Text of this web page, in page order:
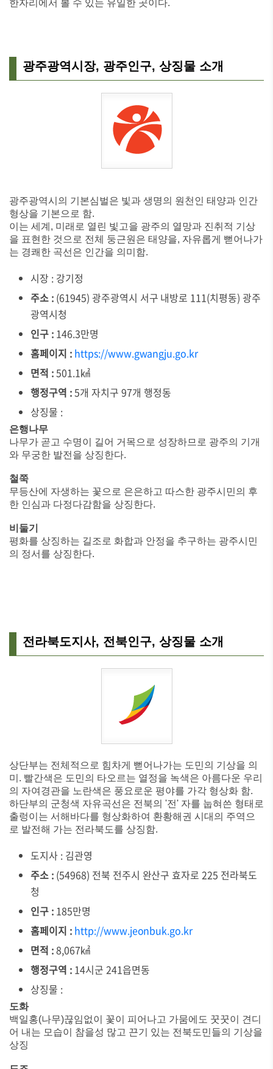
한자리에서 볼 수 있는 유일한 곳이다.
광주광역시장, 광주인구, 상징물 소개
광주광역시의 기본심벌은 빛과 생명의 원천인 태양과 인간
형상을 기본으로 함.
이는 세계, 미래로 열린 빛고을 광주의 열망과 진취적 기상
을 표현한 것으로 전체 둥근원은 태양을, 자유롭게 뻗어나가
는 경쾌한 곡선은 인간을 의미함.
시장 : 강기정
주소 : (61945) 광주광역시 서구 내방로 111(치평동) 광주
광역시청
인구 : 146.3만명
홈페이지 : https://www.gwangju.go.kr
면적 :501.1㎢
행정구역 :5개 자치구 97개 행정동
상징물 :
은행나무
나무가 곧고 수명이 길어 거목으로 성장하므로 광주의 기개
와 무궁한 발전을 상징한다.
철쭉
무등산에 자생하는 꽃으로 은은하고 따스한 광주시민의 후
한 인심과 다정다감함을 상징한다.
비둘기
평화를 상징하는 길조로 화합과 안정을 추구하는 광주시민
의 정서를 상징한다.
전라북도지사, 전북인구, 상징물 소개
상단부는 전체적으로 힘차게 뻗어나가는 도민의 기상을 의
미. 빨간색은 도민의 타오르는 열정을 녹색은 아름다운 우리
의 자여경관을 노란색은 풍요로운 평야를 가각 형상화 함.
하단부의 군청색 자유곡선은 전북의 '전' 자를 눕혀쓴 형태로
출렁이는 서해바다를 형상화하여 환황해권 시대의 주역으
로 발전해 가는 전라북도를 상징함.
도지사 : 김관영
주소 : (54968) 전북 전주시 완산구 효자로 225 전라북도
청
인구 : 185만명
홈페이지 : http://www.jeonbuk.go.kr
면적 :8,067㎢
행정구역 : 14시군 241읍면동
상징물 :
도화
백일홍(나무)끊임없이 꽃이 피어나고 가뭄에도 꿋꿋이 견디
어 내는 모습이 참을성 많고 끈기 있는 전북도민들의 기상을
상징